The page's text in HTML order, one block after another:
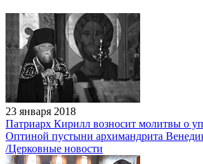
23 января 2018
Патриарх Кирилл возносит молитвы о
Оптиной пустыни архимандрита
/Церковные новости